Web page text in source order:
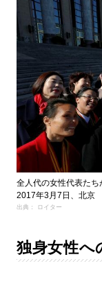
全人代の女性代表たち
2017年3月7日、北京
出典： ロイター
独身女性へ